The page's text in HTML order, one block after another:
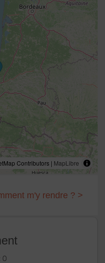
Contributors | MapLibre
m'y rendre ? >
0